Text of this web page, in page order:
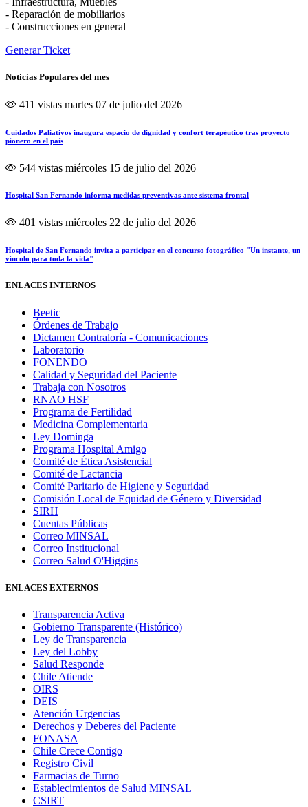
- Reparación de mobiliarios
- Construcciones en general
Generar Ticket
Noticias Populares del mes
411 vistas martes 07 de julio del 2026
Cuidados Paliativos inaugura espacio de dignidad y confort terapéutico tras proyecto
pionero en el país
544 vistas miércoles 15 de julio del 2026
Hospital San Fernando informa medidas preventivas ante sistema frontal
401 vistas miércoles 22 de julio del 2026
Hospital de San Fernando invita a participar en el concurso fotográfico "Un instante, un
vínculo para toda la vida"
ENLACES INTERNOS
Beetic
Órdenes de Trabajo
Dictamen Contraloría - Comunicaciones
Laboratorio
FONENDO
Calidad y Seguridad del Paciente
Trabaja con Nosotros
RNAO HSF
Programa de Fertilidad
Medicina Complementaria
Ley Dominga
Programa Hospital Amigo
Comité de Ética Asistencial
Comité de Lactancia
Comité Paritario de Higiene y Seguridad
Comisión Local de Equidad de Género y Diversidad
SIRH
Cuentas Públicas
Correo MINSAL
Correo Institucional
Correo Salud O'Higgins
ENLACES EXTERNOS
Transparencia Activa
Gobierno Transparente (Histórico)
Ley de Transparencia
Ley del Lobby
Salud Responde
Chile Atiende
OIRS
DEIS
Atención Urgencias
Derechos y Deberes del Paciente
FONASA
Chile Crece Contigo
Registro Civil
Farmacias de Turno
Establecimientos de Salud MINSAL
CSIRT